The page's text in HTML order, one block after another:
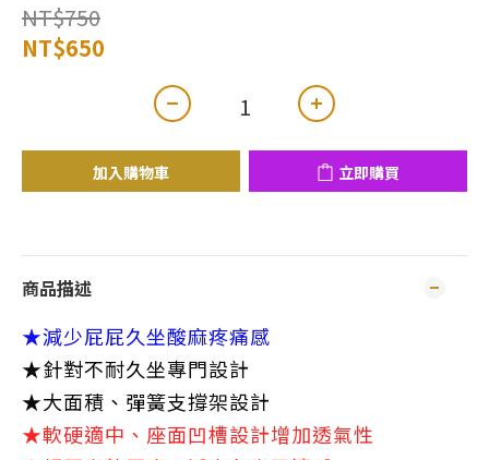
NT$750
NT$650
加入購物車 立即購買
商品描述
★減少屁屁久坐酸麻疼痛感
★針對不耐久坐專門設計
★大面積、彈簧支撐架設計
★軟硬適中、座面凹槽設計增加透氣性